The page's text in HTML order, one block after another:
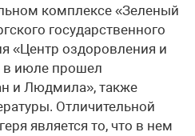
комплексе «Зеленый
государственного
«Центр оздоровления и
июле прошел
и Людмила», также
Отличительной
является то, что в нем